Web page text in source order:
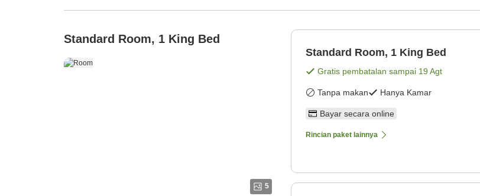
Standard Room, 1 King Bed
5
Standard Room, 1 King Bed
Gratis pembatalan sampai 19 Agt
Tanpa makan Hanya Kamar
Bayar secara online
Rincian paket lainnya